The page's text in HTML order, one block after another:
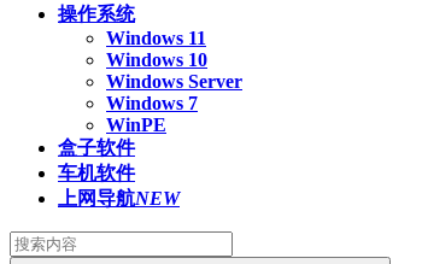
操作系统
Windows 11
Windows 10
Windows Server
Windows 7
WinPE
盒子软件
车机软件
上网导航NEW